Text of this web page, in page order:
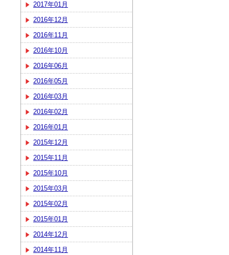
2017年01月
2016年12月
2016年11月
2016年10月
2016年06月
2016年05月
2016年03月
2016年02月
2016年01月
2015年12月
2015年11月
2015年10月
2015年03月
2015年02月
2015年01月
2014年12月
2014年11月